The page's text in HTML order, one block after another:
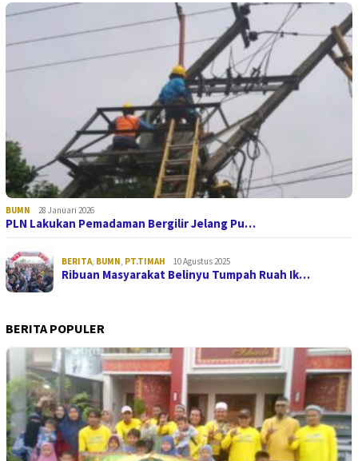
BUMN 28 Januari 2026
PLN Lakukan Pemadaman Bergilir Jelang Pu…
BERITA, BUMN, PT.TIMAH 10 Agustus 2025
Ribuan Masyarakat Belinyu Tumpah Ruah Ik…
BERITA POPULER